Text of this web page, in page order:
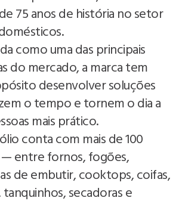
75 anos de história no setor
como uma das principais
do mercado, a marca tem
desenvolver soluções
o tempo e tornem o dia a
mais prático.
conta com mais de 100
entre fornos, fogões,
de embutir, cooktops, coifas,
tanquinhos, secadoras e